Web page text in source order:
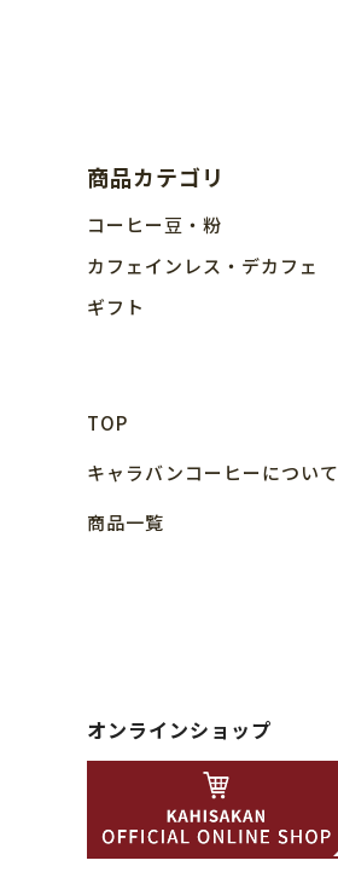
商品カテゴリ
コーヒー豆・粉
カフェインレス・デカフェ
ギフト
TOP
キャラバンコーヒーについて
商品⼀覧
オンラインショップ